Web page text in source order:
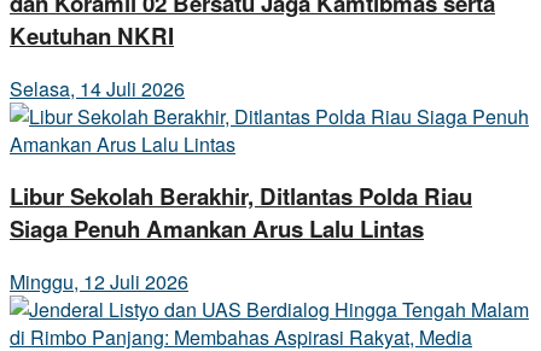
Keutuhan NKRI
Selasa, 14 Juli 2026
Libur Sekolah Berakhir, Ditlantas Polda Riau
Siaga Penuh Amankan Arus Lalu Lintas
Minggu, 12 Juli 2026